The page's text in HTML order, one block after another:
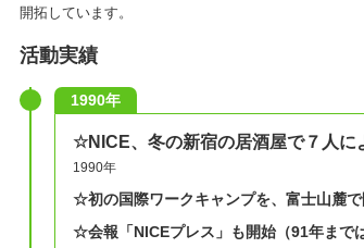
開拓しています。
活動実績
1990年
☆NICE、冬の新宿の居酒屋で７人に
1990年
☆初の国際ワークキャンプを、富士山麓
☆会報「NICEプレス」も開始（91年まで